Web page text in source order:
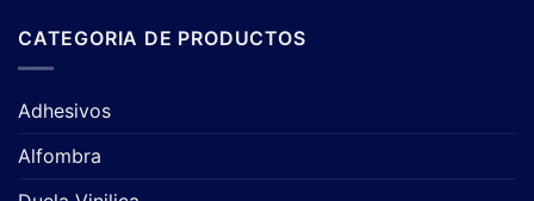
CATEGORIA DE PRODUCTOS
Adhesivos
Alfombra